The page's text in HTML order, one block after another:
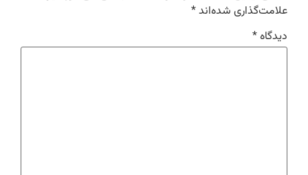
علامت‌گذاری شده‌اند*
دیدگاه*